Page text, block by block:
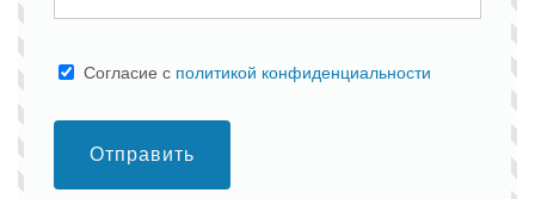
Cогласие с политикой конфиденциальности
Отправить